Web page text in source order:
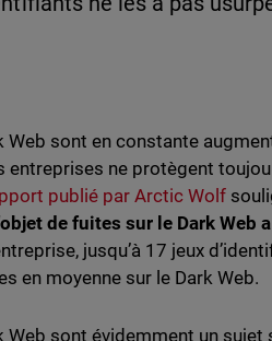
Web sont en constante
entreprises ne protègent
publié par Arctic Wolf
de fuites sur le Dark Web
jusqu’à 17 jeux
en moyenne sur le Dark Web.
Web sont évidemment un sujet